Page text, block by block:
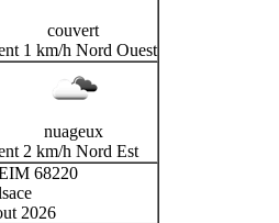
couvert
1 km/h Nord Ouest
nuageux
2 km/h Nord Est
68220
2026